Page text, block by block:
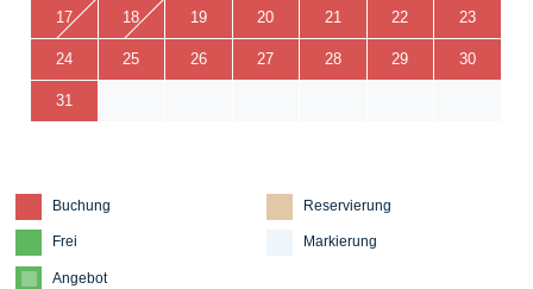
17 18 19 20 21 22 23
24 25 26 27 28 29 30
31
Buchung Reservierung
Frei Markierung
Angebot